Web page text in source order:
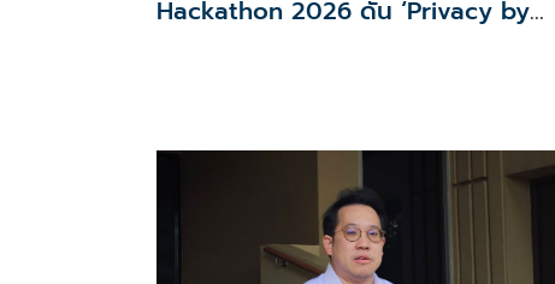
Hackathon 2026 ดัน ‘Privacy by